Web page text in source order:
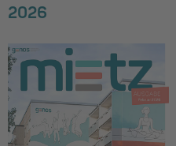
2026